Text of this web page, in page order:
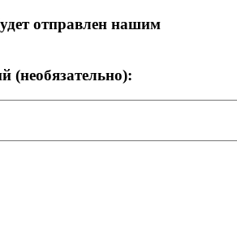
отправлен нашим
(необязательно):